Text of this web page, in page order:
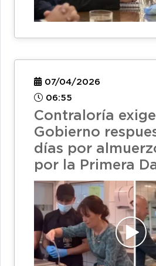
07/04/2026
06:55
Contraloría exige
Gobierno
días por
por la Primera